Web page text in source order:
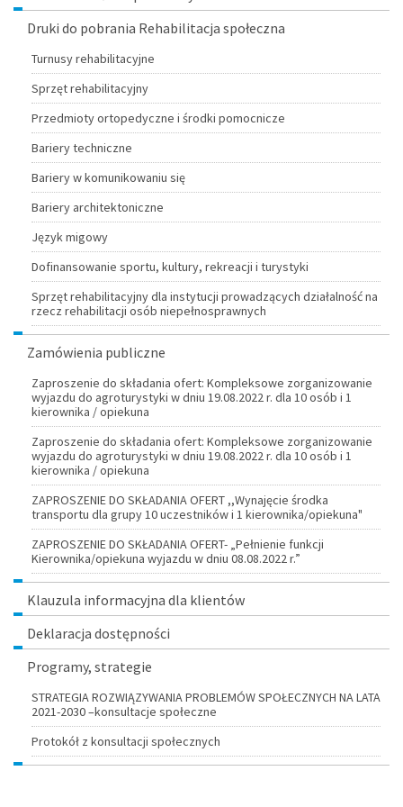
Druki do pobrania Rehabilitacja społeczna
Turnusy rehabilitacyjne
Sprzęt rehabilitacyjny
Przedmioty ortopedyczne i środki pomocnicze
Bariery techniczne
Bariery w komunikowaniu się
Bariery architektoniczne
Język migowy
Dofinansowanie sportu, kultury, rekreacji i turystyki
Sprzęt rehabilitacyjny dla instytucji prowadzących działalność na
rzecz rehabilitacji osób niepełnosprawnych
Zamówienia publiczne
Zaproszenie do składania ofert: Kompleksowe zorganizowanie
wyjazdu do agroturystyki w dniu 19.08.2022 r. dla 10 osób i 1
kierownika / opiekuna
Zaproszenie do składania ofert: Kompleksowe zorganizowanie
wyjazdu do agroturystyki w dniu 19.08.2022 r. dla 10 osób i 1
kierownika / opiekuna
ZAPROSZENIE DO SKŁADANIA OFERT ,,Wynajęcie środka
transportu dla grupy 10 uczestników i 1 kierownika/opiekuna"
ZAPROSZENIE DO SKŁADANIA OFERT- „Pełnienie funkcji
Kierownika/opiekuna wyjazdu w dniu 08.08.2022 r.”
Klauzula informacyjna dla klientów
Deklaracja dostępności
Programy, strategie
STRATEGIA ROZWIĄZYWANIA PROBLEMÓW SPOŁECZNYCH NA LATA
2021-2030 –konsultacje społeczne
Protokół z konsultacji społecznych